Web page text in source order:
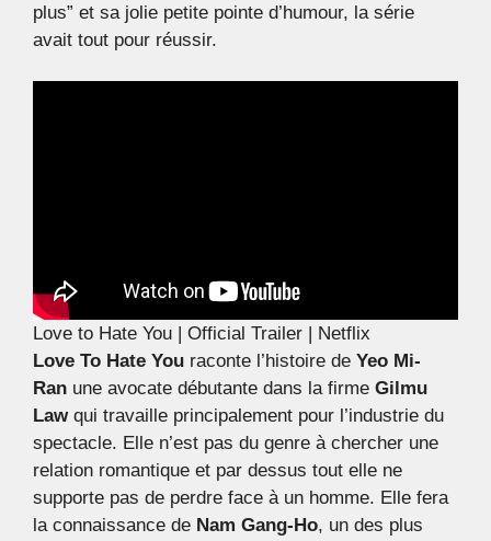
plus” et sa jolie petite pointe d’humour, la série
avait tout pour réussir.
Love to Hate You | Official Trailer | Netflix
Love To Hate You raconte l’histoire de Yeo Mi-
Ran une avocate débutante dans la firme Gilmu
Lawqui travaille principalement pour l’industrie du
spectacle. Elle n’est pas du genre à chercher une
relation romantique et par dessus tout elle ne
supporte pas de perdre face à un homme. Elle fera
la connaissance de Nam Gang-Ho, un des plus